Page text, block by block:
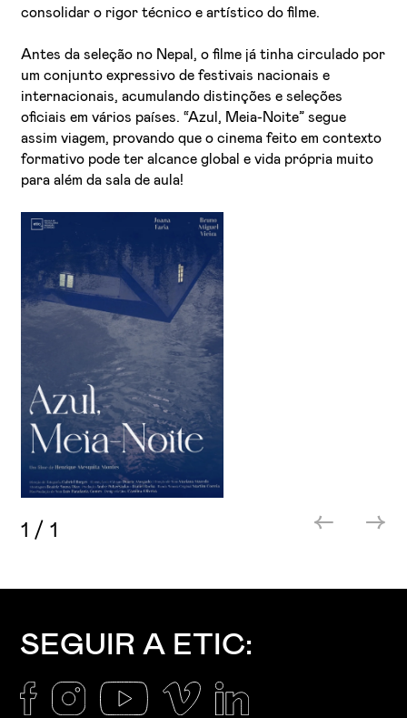
consolidar o rigor técnico e artístico do filme.
Antes da seleção no Nepal, o filme já tinha circulado por
um conjunto expressivo de festivais nacionais e
internacionais, acumulando distinções e seleções
oficiais em vários países. “Azul, Meia-Noite” segue
assim viagem, provando que o cinema feito em contexto
formativo pode ter alcance global e vida própria muito
para além da sala de aula!
1 /1
SEGUIR A ETIC: